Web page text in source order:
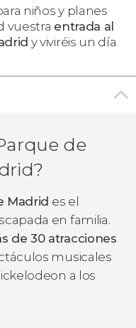
niños y planes
vuestra entrada al
y viviréis un día
de
Madrid es el
en familia.
de 30 atracciones
musicales
a los